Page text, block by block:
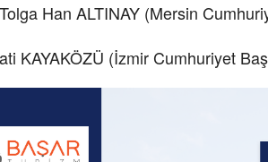
Han ALTINAY (Mersin
KAYAKÖZÜ (İzmir Cumhuriyet